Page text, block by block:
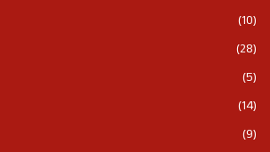
(10)
(28)
(5)
(14)
(9)